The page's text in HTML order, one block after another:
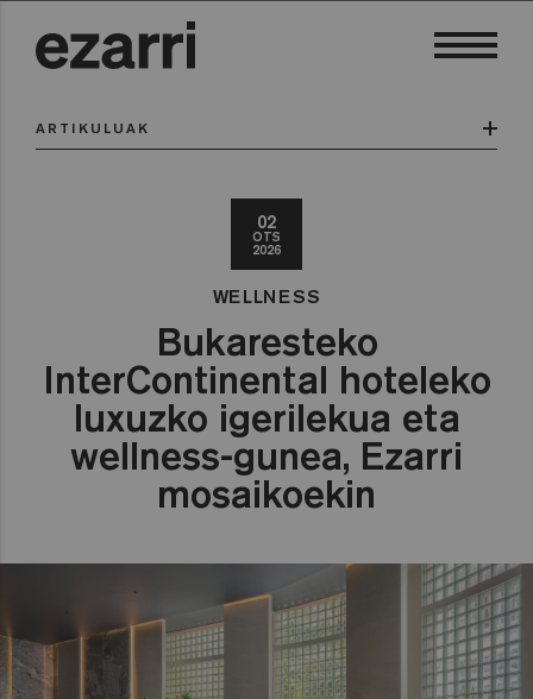
ARTIKULUAK
02
OTS
2026
WELLNESS
Bukaresteko
InterContinental hoteleko
luxuzko igerilekua eta
wellness-gunea, Ezarri
mosaikoekin